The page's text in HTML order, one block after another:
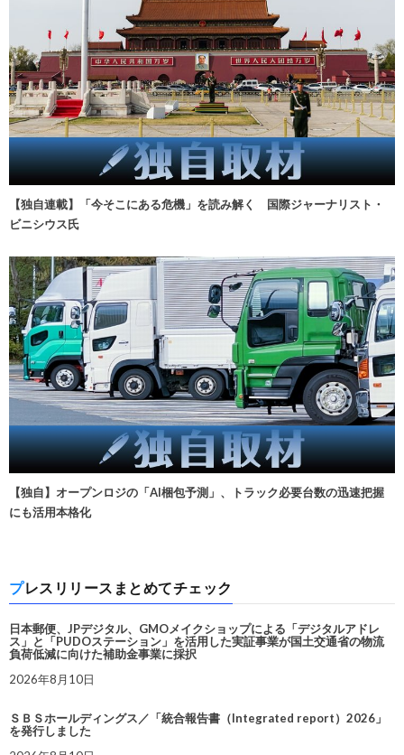
【独自連載】「今そこにある危機」を読み解く 国際ジャーナリスト・
ビニシウス氏
【独自】オープンロジの「AI梱包予測」、トラック必要台数の迅速把握
にも活用本格化
プレスリリースまとめてチェック
日本郵便、JPデジタル、GMOメイクショップによる「デジタルアドレ
ス」と「PUDOステーション」を活用した実証事業が国土交通省の物流
負荷低減に向けた補助金事業に採択
2026年8月10日
ＳＢＳホールディングス／「統合報告書（Integrated report）2026」
を発行しました